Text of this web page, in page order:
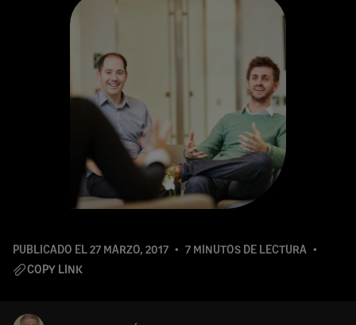
PUBLICADO EL27 MARZO, 2017
7 MINUTOS DE LECTURA
COPY LINK